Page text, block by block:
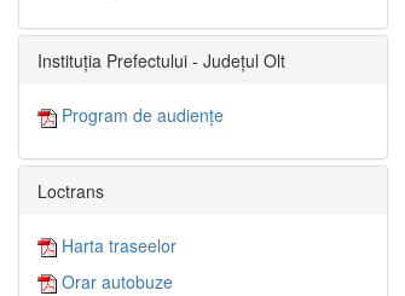
Instituția Prefectului - Județul Olt
Program de audiențe
Loctrans
Harta traseelor
Orar autobuze